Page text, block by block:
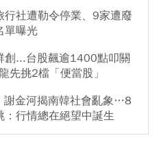
社遭勒令停業、9家遭廢
單曝光
創...台股飆逾1400點叩關
先挑2檔「便當股」
謝金河揭南韓社會亂象…8
：行情總在絕望中誕生